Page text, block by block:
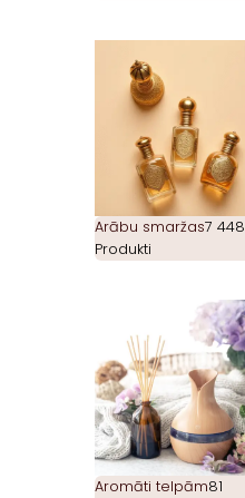
Arābu smaržas7 448
Produkti
Aromāti telpām81